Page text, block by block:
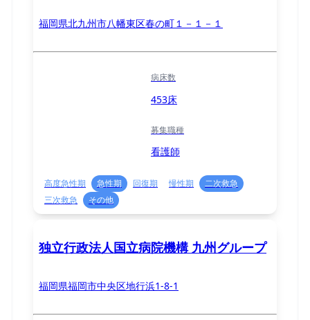
福岡県北九州市八幡東区春の町１－１－１
病床数
453床
募集職種
看護師
高度急性期 急性期 回復期 慢性期
二次救急
三次救急
その他
独立行政法人国立病院機構 九州グループ
福岡県福岡市中央区地行浜1-8-1